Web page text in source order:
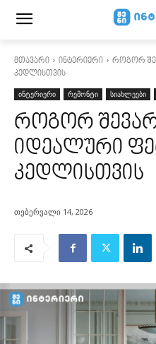
მთავარი ინტერიერი
როგორ
კედლისთვის
ინტერიერი რემონტი სიახლეები
როგორ
იდეალური
კედლისთვის
თებერვალი 14, 2026